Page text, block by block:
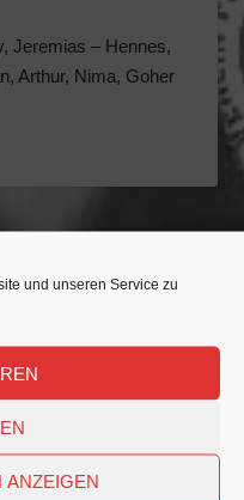
und unseren Service zu
ANZEIGEN
Jeremias – Hennes,
Arthur, Nima, Goher